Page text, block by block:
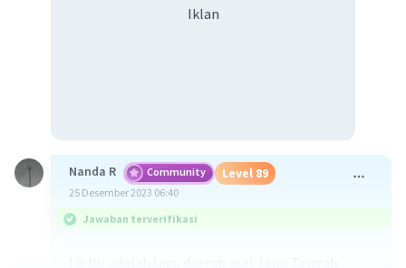
Iklan
Nanda R Community Level 89
25 Desember 2023 06:40
Jawaban terverifikasi